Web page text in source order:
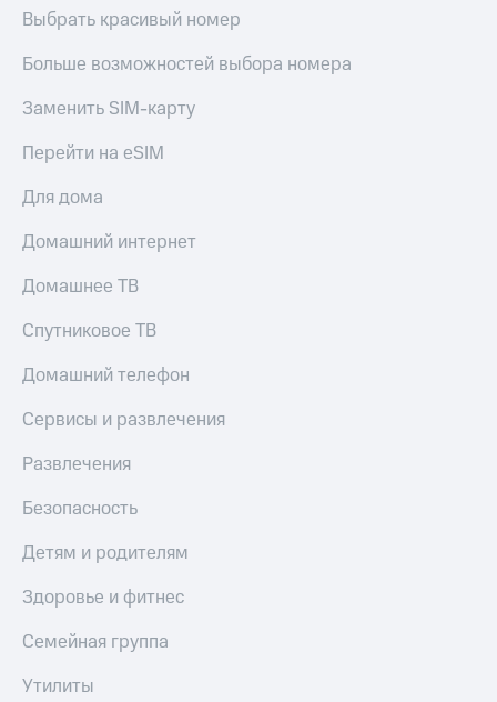
Выбрать красивый номер
Больше возможностей выбора номера
Заменить SIM-карту
Перейти на eSIM
Для дома
Домашний интернет
Домашнее ТВ
Спутниковое ТВ
Домашний телефон
Сервисы и развлечения
Развлечения
Безопасность
Детям и родителям
Здоровье и фитнес
Семейная группа
Утилиты